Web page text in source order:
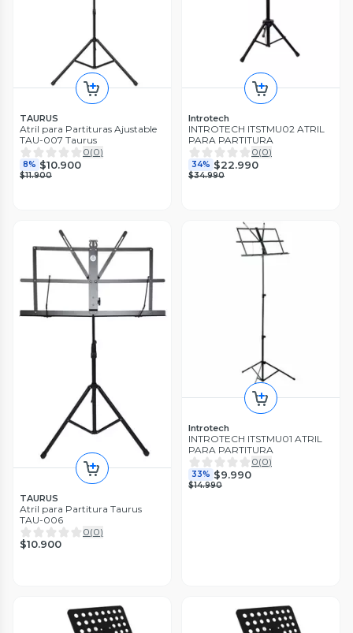
TAURUS
Atril para Partituras Ajustable
TAU-007 Taurus
0(0)
8% $10.900
$11.900
Introtech
INTROTECH ITSTMU02 ATRIL
PARA PARTITURA
0(0)
34% $22.990
$34.990
TAURUS
Atril para Partitura Taurus
TAU-006
0(0)
$10.900
Introtech
INTROTECH ITSTMU01 ATRIL
PARA PARTITURA
0(0)
33% $9.990
$14.990